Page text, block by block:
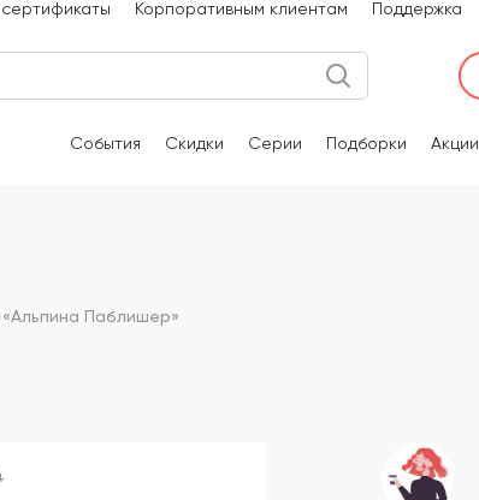
Корпоративным клиентам Поддержка
События Скидки Серии Подборки Акции
Паблишер»